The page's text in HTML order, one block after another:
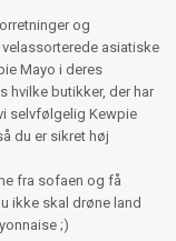
og
asiatiske
Mayo i deres
hvilke butikker, der har
selvfølgelig Kewpie
du er sikret høj
fra sofaen og få
ikke skal drøne land
;)